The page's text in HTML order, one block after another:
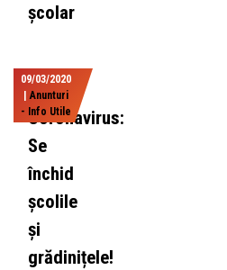
școlar
09/03/2020
|Anunturi
- Info Utile
Coronavirus:
Se
închid
școlile
și
grădinițele!